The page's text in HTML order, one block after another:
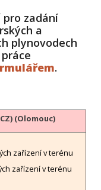
zadání
a
plynovodech
.
(Olomouc)
zařízení v terénu
zařízení v terénu